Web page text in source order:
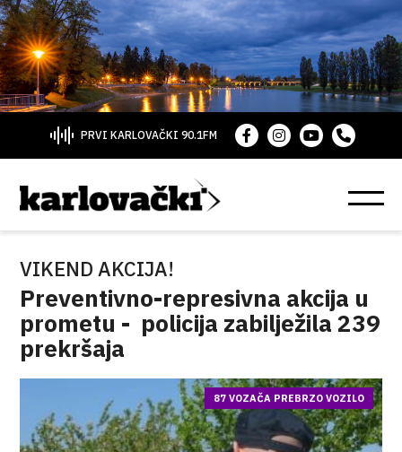
PRVI KARLOVAČKI 90.1FM
VIKEND AKCIJA!
Preventivno-represivna akcija u
prometu - policija zabilježila 239
prekršaja
87 VOZAČA PREBRZO VOZILO